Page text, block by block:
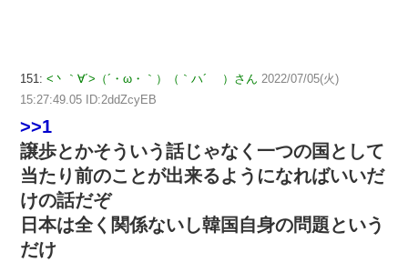
151: <丶｀∀´>（´・ω・｀）（｀ハ´ ）さん 2022/07/05(火)
15:27:49.05 ID:2ddZcyEB
>>1
譲歩とかそういう話じゃなく一つの国として
当たり前のことが出来るようになればいいだ
けの話だぞ
日本は全く関係ないし韓国自身の問題という
だけ